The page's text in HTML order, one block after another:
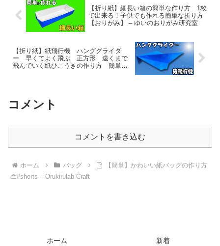
【折り紙】細長い箱の簡単な作り方 1枚
で出来る！子供でも作れる簡単な折り方
【おりがみ】 – ゆいのおりがみ研究室
【折り紙】紙飛行機 ハンググライダ
ー 早くてよく飛ぶ 正方形 遠くまで
飛んでいく紙ひこうきの作り方 簡単な
コメント
コメントを書き込む
ホーム バッグ
【簡単】かわいい紙バッグの作り方
👜#shorts – Orukirulab Craft
ホーム 新着